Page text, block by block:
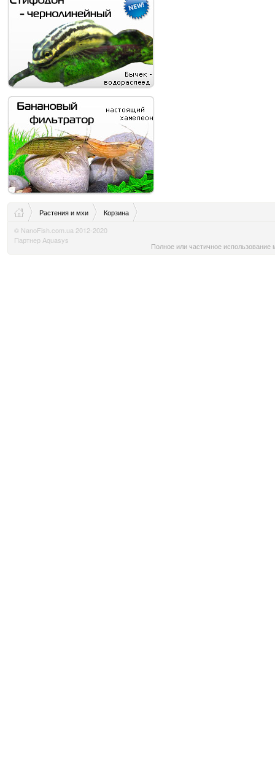
Растения и мхи
Корзина
© NanoFish.com.ua 2012-2020
Партнер Aquasys
Полное или частичное